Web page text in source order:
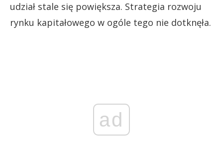
udział stale się powiększa. Strategia rozwoju
rynku kapitałowego w ogóle tego nie dotknęła.
ad